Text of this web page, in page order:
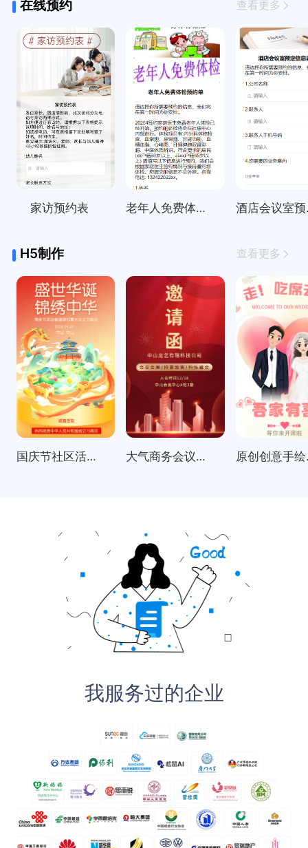
在线预约 查看更多
家访预约表 老年人免费体检预约单 酒
H5制作 查看更多
国庆节社区活动邀请函表彰大会 大气商务会议招商展会科技峰会邀请函 原创
我服务过的企业